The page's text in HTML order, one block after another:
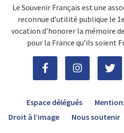
Le Souvenir Français est une
reconnue d’utilité publique le
vocation d'honorer la mémoire
pour la France qu’ils soient
Espace délégués
Droit à l’image
Nous soutenir